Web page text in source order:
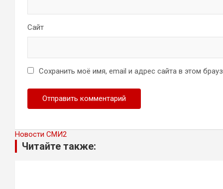
Сайт
Сохранить моё имя, email и адрес сайта в этом
Новости СМИ2
Читайте также: